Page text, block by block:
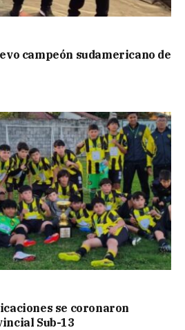
campeón sudamericano de
se coronaron
Sub-13